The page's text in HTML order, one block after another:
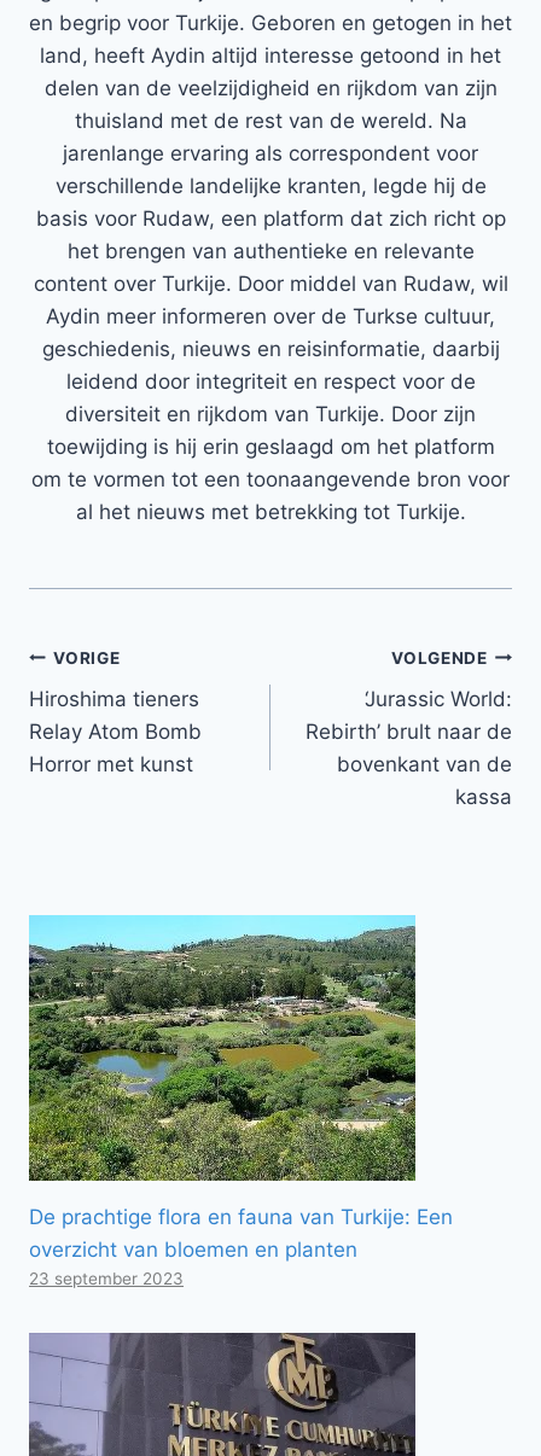
en begrip voor Turkije. Geboren en getogen in het
land, heeft Aydin altijd interesse getoond in het
delen van de veelzijdigheid en rijkdom van zijn
thuisland met de rest van de wereld. Na
jarenlange ervaring als correspondent voor
verschillende landelijke kranten, legde hij de
basis voor Rudaw, een platform dat zich richt op
het brengen van authentieke en relevante
content over Turkije. Door middel van Rudaw, wil
Aydin meer informeren over de Turkse cultuur,
geschiedenis, nieuws en reisinformatie, daarbij
leidend door integriteit en respect voor de
diversiteit en rijkdom van Turkije. Door zijn
toewijding is hij erin geslaagd om het platform
om te vormen tot een toonaangevende bron voor
al het nieuws met betrekking tot Turkije.
Bericht
navigatie
VORIGE
Hiroshima tieners
Relay Atom Bomb
Horror met kunst
VOLGENDE
‘Jurassic World:
Rebirth’ brult naar de
bovenkant van de
kassa
De prachtige flora en fauna van Turkije: Een
overzicht van bloemen en planten
23 september 2023